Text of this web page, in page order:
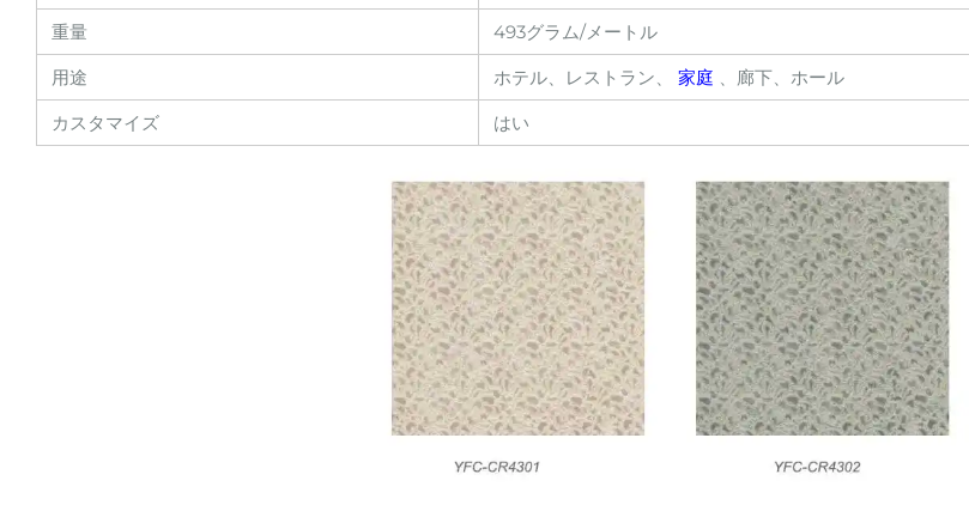
重量
493グラム/メートル
用途
ホテル、レストラン、 家庭 、廊下、ホール
カスタマイズ
はい